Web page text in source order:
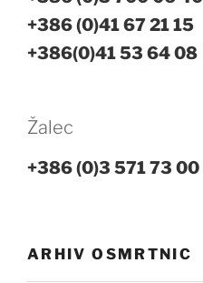
+386 (0)41 67 21 15
+386(0)41 53 64 08
Žalec
+386 (0)3 571 73 00
ARHIV OSMRTNIC